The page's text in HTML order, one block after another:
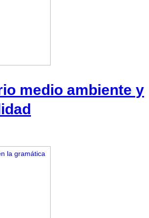
medio ambiente y